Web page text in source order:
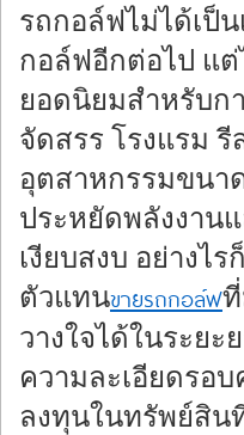
รถกอล์ฟไม่ได้เป็
กอล์ฟอีกต่อไป แต่
ยอดนิยมสำหรับก
จัดสรร โรงแรม
อุตสาหกรรมขนา
ประหยัดพลังงาน
เงียบสงบ อย่างไ
ตัวแทนขายรถกอล์ฟ
วางใจได้ในระยะ
ความละเอียดรอ
ลงทุนในทรัพย์สิน